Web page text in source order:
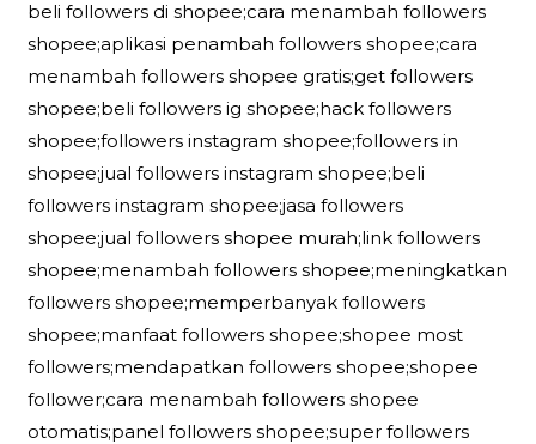
beli followers di shopee;cara menambah followers
shopee;aplikasi penambah followers shopee;cara
menambah followers shopee gratis;get followers
shopee;beli followers ig shopee;hack followers
shopee;followers instagram shopee;followers in
shopee;jual followers instagram shopee;beli
followers instagram shopee;jasa followers
shopee;jual followers shopee murah;link followers
shopee;menambah followers shopee;meningkatkan
followers shopee;memperbanyak followers
shopee;manfaat followers shopee;shopee most
followers;mendapatkan followers shopee;shopee
follower;cara menambah followers shopee
otomatis;panel followers shopee;super followers